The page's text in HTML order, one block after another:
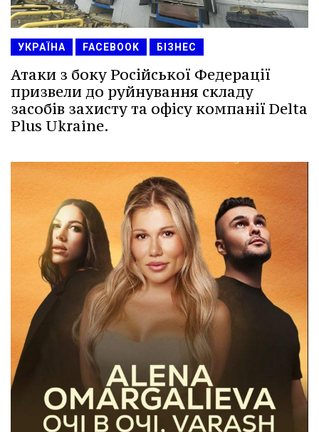
УКРАЇНА FACEBOOK БІЗНЕС
Атаки з боку Російської Федерації
призвели до руйнування складу
засобів захисту та офісу компанії Delta
Plus Ukraine.